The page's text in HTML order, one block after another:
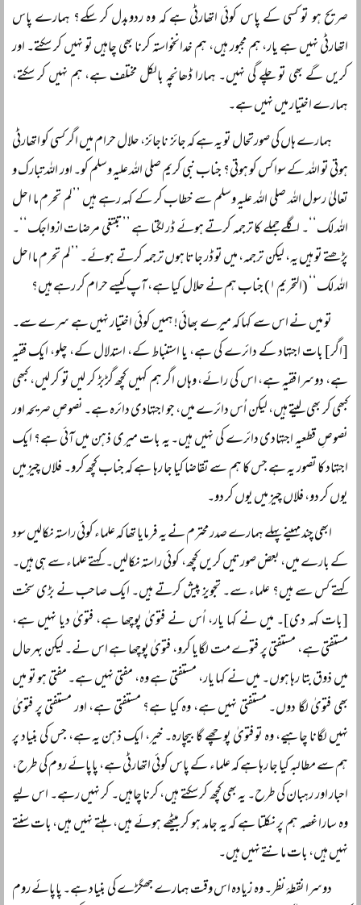
صریح ہو تو کسی کے پاس کوئی اتھارٹی ہے کہ وہ ردوبدل کر سکے؟ ہمارے پاس
اتھارٹی نہیں ہے یار، ہم مجبور ہیں، ہم خدانخواستہ کرنا بھی چاہیں تو نہیں کر سکتے۔ اور
کریں گے بھی تو چلے گی نہیں۔ ہمارا ڈھانچہ بالکل مختلف ہے، ہم نہیں کر سکتے،
ہمارے اختیار میں نہیں ہے۔
ہمارے ہاں کی صورتحال تو یہ ہے کہ جائز ناجائز، حلال حرام میں اگر کسی کو اتھارٹی
ہوتی تو اللہ کے سوا کس کو ہوتی؟ جناب نبی کریم صلی اللہ علیہ وسلم کو۔ اور اللہ تبارک و
تعالیٰ رسول اللہ صلی اللہ علیہ وسلم سے خطاب کر کے کہہ رہے ہیں ’’لم تحرم ما احل
اللہ لک‘‘۔ اگلے جملے کا ترجمہ کرتے ہوئے ڈر لگتا ہے ’’تبتغی مرضات ازواجک‘‘۔
پڑھتے تو ہیں یہ، لیکن ترجمہ، میں تو ڈر جاتا ہوں ترجمہ کرتے ہوئے۔ ’’لم تحرم ما احل
اللہ لک‘‘ (التحریم ۱) جناب ہم نے حلال کیا ہے، آپ کیسے حرام کر رہے ہیں؟
تو میں نے اس سے کہا کہ میرے بھائی! ہمیں کوئی اختیار نہیں ہے سرے سے۔
[اگر] بات اجتہاد کے دائرے کی ہے، یا استنباط کے، استدلال کے، چلو، ایک فقیہ
ہے، دوسرا فقیہ ہے، اس کی رائے، وہاں اگر ہم کہیں کچھ گڑبڑ کر لیں تو کر لیں، کبھی
کبھی کر بھی لیتے ہیں، لیکن اُس دائرے میں، جو اجتہادی دائرہ ہے۔ نصوصِ صریحہ اور
نصوصِ قطعیہ اجتہادی دائرے کی نہیں ہیں۔ یہ بات میری ذہن میں آئی ہے؟ ایک
اجتہاد کا تصور یہ ہے جس کا ہم سے تقاضا کیا جا رہا ہے کہ جناب کچھ کرو۔ فلاں چیز میں
یوں کر دو، فلاں چیز میں یوں کر دو۔
ابھی چند مہینے پہلے ہمارے صدر محترم نے یہ فرمایا تھا کہ علماء کوئی راستہ نکالیں سود
کے بارے میں، بعض صورتیں کریں کچھ، کوئی راستہ نکالیں۔ کہتے علماء سے ہی ہیں۔
کہتے کس سے ہیں؟ علماء سے۔ تجویز پیش کرتے ہیں۔ ایک صاحب نے بڑی سخت
[بات کہہ دی]۔ میں نے کہا یار، اُس نے فتویٰ پوچھا ہے، فتویٰ دیا نہیں ہے،
مستفتی ہے، مستفتی پر فتوے مت لگایا کرو، فتویٰ پوچھا ہے اس نے۔ لیکن بہرحال
میں ذوق بتا رہا ہوں۔ میں نے کہا یار، مستفتی ہے وہ، مفتی نہیں ہے۔ مفتی ہو تو میں
بھی فتویٰ لگا دوں۔ مستفتی نہیں ہے، وہ کیا ہے؟ مستفتی ہے، اور مستفتی پر فتویٰ
نہیں لگانا چاہیے، وہ تو فتویٰ پوچھے گا بیچارہ۔ خیر، ایک ذہن یہ ہے، جس کی بنیاد پر
ہم سے مطالبہ کیا جا رہا ہے کہ علماء کے پاس کوئی اتھارٹی ہے، پاپائے روم کی طرح،
احبار اور رہبان کی طرح۔ یہ بھی کچھ کر سکتے ہیں، کرنا چاہیں۔ کر نہیں رہے۔ اس لیے
وہ سارا غصہ ہم پر نکلتا ہے کہ یہ جامد ہو کر بیٹھے ہوئے ہیں، ہلتے نہیں ہیں، بات سنتے
نہیں ہیں، بات مانتے نہیں ہیں۔
دوسرا نقطۂ نظر۔ وہ زیادہ اس وقت ہمارے جھگڑے کی بنیاد ہے۔ پاپائے روم